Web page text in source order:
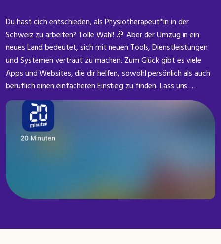
Du hast dich entschieden, als Physiotherapeut*in in der
Schweiz zu arbeiten? Tolle Wahl! 🎉 Aber der Umzug in ein
neues Land bedeutet, sich mit neuen Tools, Dienstleistungen
und Systemen vertraut zu machen. Zum Glück gibt es viele
Apps und Websites, die dir helfen, sowohl persönlich als auch
beruflich einen einfacheren Einstieg zu finden. Lass uns …